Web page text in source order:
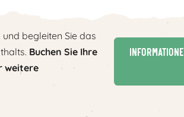
begleiten Sie das
Buchen Sie Ihre
weitere